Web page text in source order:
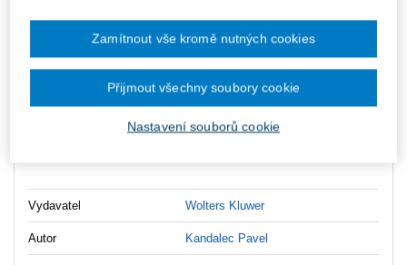
ks
Ceny jsou včetně DPH
Vydavatel Wolters Kluwer
Autor Kandalec Pavel
Nastavení souborů cookie
Zamítnout vše kromě nutných cookies
Přijmout všechny soubory cookie